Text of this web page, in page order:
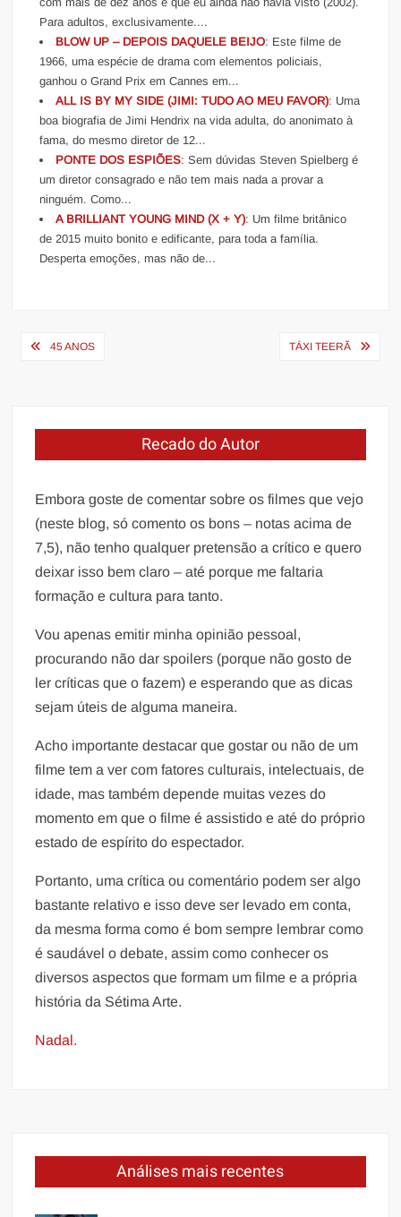
Para adultos, exclusivamente....
BLOW UP – DEPOIS DAQUELE BEIJO: Este filme de
1966, uma espécie de drama com elementos policiais,
ganhou o Grand Prix em Cannes em...
ALL IS BY MY SIDE (JIMI: TUDO AO MEU FAVOR): Uma
boa biografia de Jimi Hendrix na vida adulta, do anonimato à
fama, do mesmo diretor de 12...
PONTE DOS ESPIÕES: Sem dúvidas Steven Spielberg é
um diretor consagrado e não tem mais nada a provar a
ninguém. Como...
A BRILLIANT YOUNG MIND (X + Y): Um filme britânico
de 2015 muito bonito e edificante, para toda a família.
Desperta emoções, mas não de...
Navegação
45 ANOS TÁXI TEERÃ
Recado do Autor
Embora goste de comentar sobre os filmes que vejo
(neste blog, só comento os bons – notas acima de
7,5), não tenho qualquer pretensão a crítico e quero
deixar isso bem claro – até porque me faltaria
formação e cultura para tanto.
Vou apenas emitir minha opinião pessoal,
procurando não dar spoilers (porque não gosto de
ler críticas que o fazem) e esperando que as dicas
sejam úteis de alguma maneira.
Acho importante destacar que gostar ou não de um
filme tem a ver com fatores culturais, intelectuais, de
idade, mas também depende muitas vezes do
momento em que o filme é assistido e até do próprio
estado de espírito do espectador.
Portanto, uma crítica ou comentário podem ser algo
bastante relativo e isso deve ser levado em conta,
da mesma forma como é bom sempre lembrar como
é saudável o debate, assim como conhecer os
diversos aspectos que formam um filme e a própria
história da Sétima Arte.
Nadal.
Análises mais recentes